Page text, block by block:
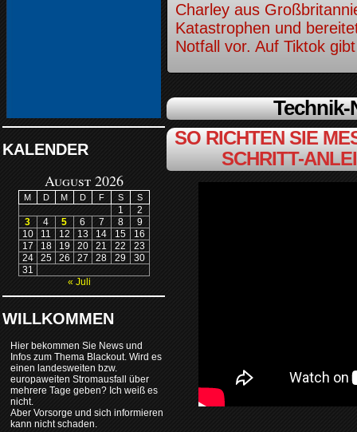
KALENDER
August 2026
M D M D F S S
1
2
3
4 5 6 7 8
9
10
11 12 13 14 15
16
17
18 19 20 21 22
23
24
25 26 27 28 29
30
31
« Juli
WILLKOMMEN
Hier bekommen Sie News und
Infos zum Thema Blackout. Wird es
einen landesweiten bzw.
europaweiten Stromausfall über
mehrere Tage geben? Ich weiß es
nicht.
Aber Vorsorge und sich informieren
kann nicht schaden.
Charley aus
Katastrophen und
Notfall vor. Auf Tiktok
SO RICHTEN SIE
SCHRITT-